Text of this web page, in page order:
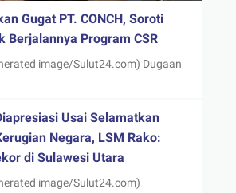
Gugat PT. CONCH, Soroti
Berjalannya Program CSR
image/Sulut24.com) Dugaan
Usai Selamatkan
Negara, LSM Rako:
di Sulawesi Utara
image/Sulut24.com)